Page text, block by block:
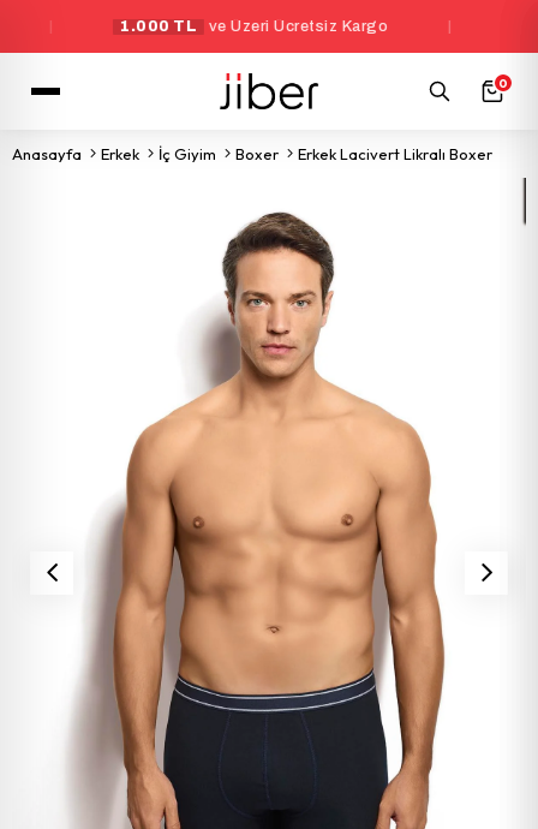
1.000 TL ve Üzeri Ücretsiz Kargo
0
Anasayfa Erkek İç Giyim Boxer Erkek Lacivert Likralı Boxer